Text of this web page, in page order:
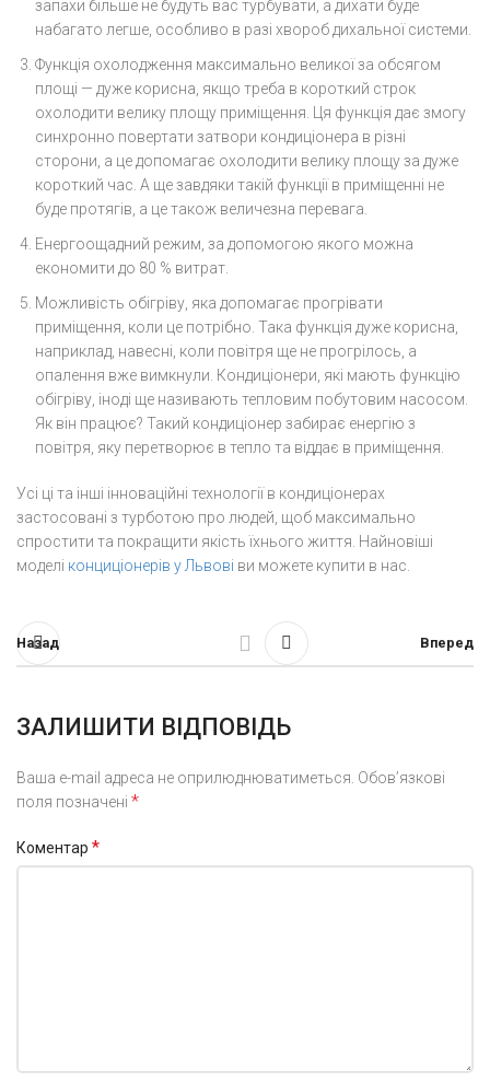
запахи більше не будуть вас турбувати, а дихати буде
набагато легше, особливо в разі хвороб дихальної системи.
Функція охолодження максимально великої за обсягом
площі — дуже корисна, якщо треба в короткий строк
охолодити велику площу приміщення. Ця функція дає змогу
синхронно повертати затвори кондиціонера в різні
сторони, а це допомагає охолодити велику площу за дуже
короткий час. А ще завдяки такій функції в приміщенні не
буде протягів, а це також величезна перевага.
Енергоощадний режим, за допомогою якого можна
економити до 80 % витрат.
Можливість обігріву, яка допомагає прогрівати
приміщення, коли це потрібно. Така функція дуже корисна,
наприклад, навесні, коли повітря ще не прогрілось, а
опалення вже вимкнули. Кондиціонери, які мають функцію
обігріву, іноді ще називають тепловим побутовим насосом.
Як він працює? Такий кондиціонер забирає енергію з
повітря, яку перетворює в тепло та віддає в приміщення.
Усі ці та інші інноваційні технології в кондиціонерах
застосовані з турботою про людей, щоб максимально
спростити та покращити якість їхнього життя. Найновіші
моделі конциціонерів у Львові ви можете купити в нас.
Назад Вперед
ЗАЛИШИТИ ВІДПОВІДЬ
Ваша e-mail адреса не оприлюднюватиметься. Обов’язкові
поля позначені *
Коментар *